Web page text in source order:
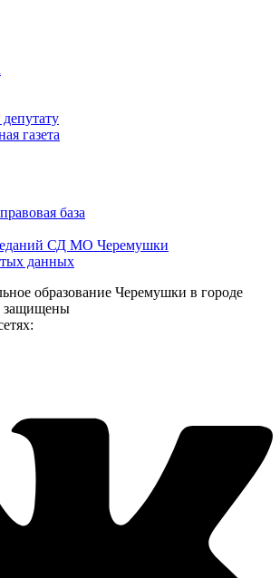
газета
база
СД МО Черемушки
данных
образование Черемушки в городе
защищены